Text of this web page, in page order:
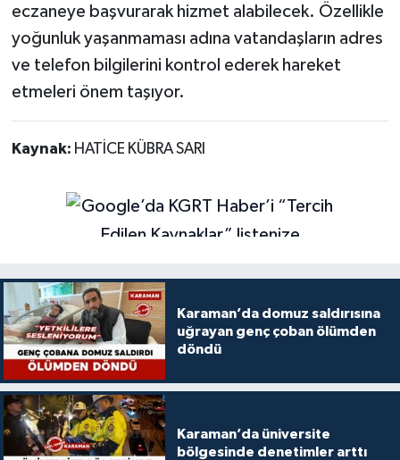
eczaneye başvurarak hizmet alabilecek. Özellikle
yoğunluk yaşanmaması adına vatandaşların adres
ve telefon bilgilerini kontrol ederek hareket
etmeleri önem taşıyor.
Kaynak: HATİCE KÜBRA SARI
Karaman’da domuz saldırısına
uğrayan genç çoban ölümden
döndü
Karaman’da üniversite
bölgesinde denetimler arttı